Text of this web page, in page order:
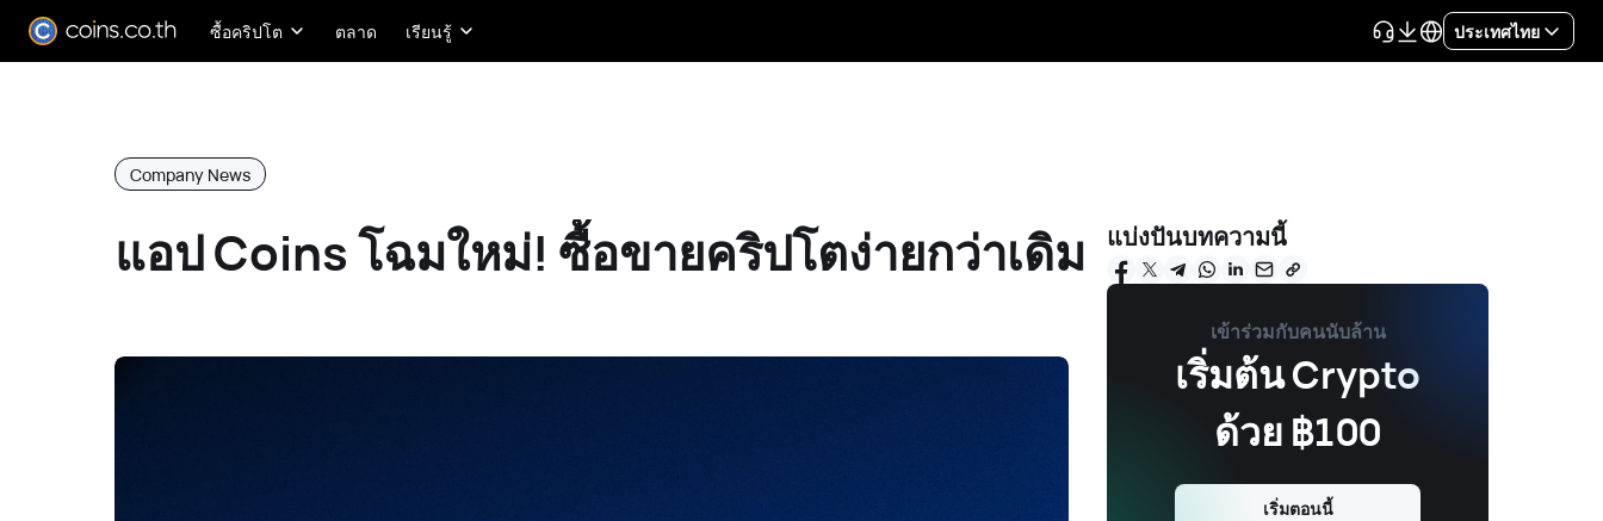
ซื้อคริปโต ตลาด เรียนรู้ ประเทศไทย
Company News
แอป Coins โฉมใหม่! ซื้อขายคริปโตง่ายกว่าเดิม แบ่งปันบทความนี้
เข้าร่วมกับคนนับล้าน
เริ่มต้น Crypto
ด้วย ฿100
เริ่มตอนนี้